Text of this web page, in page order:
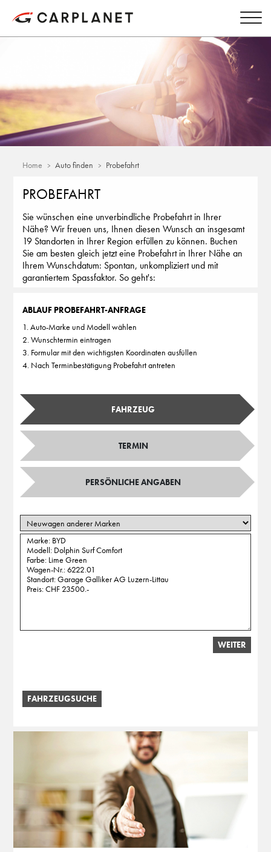
Home Auto finden Probefahrt
PROBEFAHRT
Sie wünschen eine unverbindliche Probefahrt in Ihrer
Nähe? Wir freuen uns, Ihnen diesen Wunsch an insgesamt
19 Standorten in Ihrer Region erfüllen zu können. Buchen
Sie am besten gleich jetzt eine Probefahrt in Ihrer Nähe an
Ihrem Wunschdatum: Spontan, unkompliziert und mit
garantiertem Spassfaktor. So geht's:
ABLAUF PROBEFAHRT-ANFRAGE
1. Auto-Marke und Modell wählen
2. Wunschtermin eintragen
3. Formular mit den wichtigsten Koordinaten ausfüllen
4. Nach Terminbestätigung Probefahrt antreten
FAHRZEUG
TERMIN
PERSÖNLICHE ANGABEN
WEITER
FAHRZEUGSUCHE